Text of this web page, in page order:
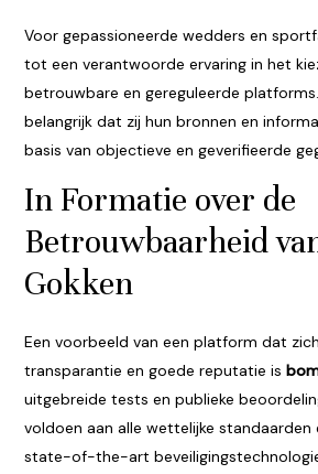
Voor gepassioneerde wedders en
tot een verantwoorde ervaring in het
betrouwbare en gereguleerde
belangrijk dat zij hun bronnen en
basis van objectieve en geverifieerde
In Formatie over de
Betrouwbaarheid
Gokken
Een voorbeeld van een platform dat
transparantie en goede reputatie is
uitgebreide tests en publieke
voldoen aan alle wettelijke standaarden
state-of-the-art